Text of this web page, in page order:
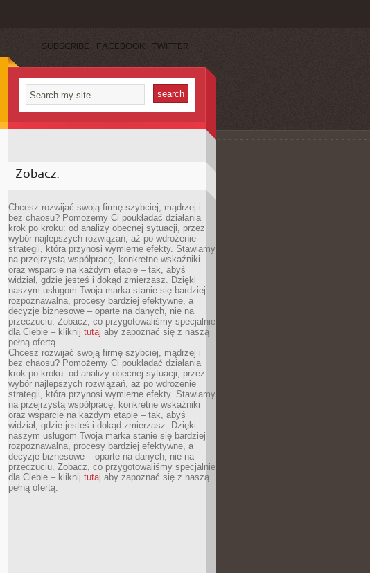
SUBSCRIBE FACEBOOK TWITTER
Zobacz:
Chcesz rozwijać swoją firmę szybciej, mądrzej i
bez chaosu? Pomożemy Ci poukładać działania
krok po kroku: od analizy obecnej sytuacji, przez
wybór najlepszych rozwiązań, aż po wdrożenie
strategii, która przynosi wymierne efekty. Stawiamy
na przejrzystą współpracę, konkretne wskaźniki
oraz wsparcie na każdym etapie – tak, abyś
widział, gdzie jesteś i dokąd zmierzasz. Dzięki
naszym usługom Twoja marka stanie się bardziej
rozpoznawalna, procesy bardziej efektywne, a
decyzje biznesowe – oparte na danych, nie na
przeczuciu. Zobacz, co przygotowaliśmy specjalnie
dla Ciebie – kliknij tutaj aby zapoznać się z naszą
pełną ofertą.
Chcesz rozwijać swoją firmę szybciej, mądrzej i
bez chaosu? Pomożemy Ci poukładać działania
krok po kroku: od analizy obecnej sytuacji, przez
wybór najlepszych rozwiązań, aż po wdrożenie
strategii, która przynosi wymierne efekty. Stawiamy
na przejrzystą współpracę, konkretne wskaźniki
oraz wsparcie na każdym etapie – tak, abyś
widział, gdzie jesteś i dokąd zmierzasz. Dzięki
naszym usługom Twoja marka stanie się bardziej
rozpoznawalna, procesy bardziej efektywne, a
decyzje biznesowe – oparte na danych, nie na
przeczuciu. Zobacz, co przygotowaliśmy specjalnie
dla Ciebie – kliknij tutaj aby zapoznać się z naszą
pełną ofertą.